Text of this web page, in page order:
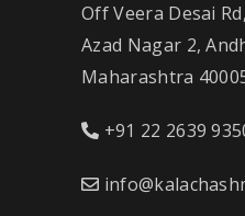
Off Veera Desai
Azad Nagar 2,
Maharashtra
+91 22 2639